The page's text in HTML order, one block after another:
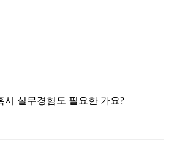
시 실무경험도 필요한 가요?